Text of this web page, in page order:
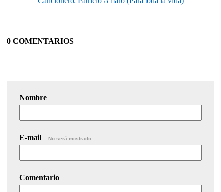
0 COMENTARIOS
Nombre
E-mail No será mostrado.
Comentario